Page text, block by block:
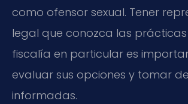
como ofensor sexual. Tener
legal que conozca las
fiscalía en particular es
evaluar sus opciones y tomar
informadas.